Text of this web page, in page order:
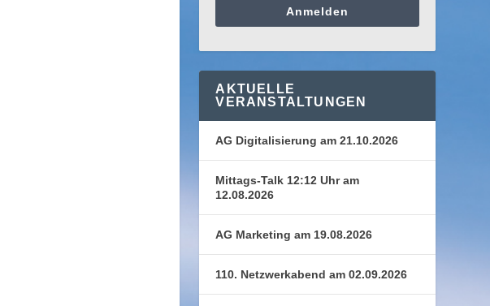
Anmelden
AKTUELLE
VERANSTALTUNGEN
AG Digitalisierung am 21.10.2026
Mittags-Talk 12:12 Uhr am
12.08.2026
AG Marketing am 19.08.2026
110. Netzwerkabend am 02.09.2026